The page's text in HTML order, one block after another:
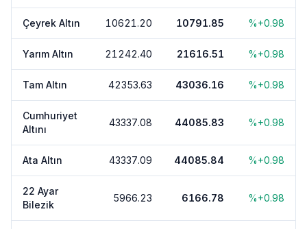
Çeyrek Altın 10621.20 10791.85 %+0.98
Yarım Altın 21242.40 21616.51 %+0.98
Tam Altın 42353.63 43036.16 %+0.98
Cumhuriyet
Altını
43337.08 44085.83 %+0.98
Ata Altın 43337.09 44085.84 %+0.98
22 Ayar
Bilezik
5966.23 6166.78 %+0.98